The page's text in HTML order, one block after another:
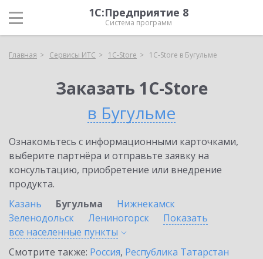
1С:Предприятие 8
Система программ
Главная Сервисы ИТС 1C-Store 1C-Store в Бугульме
Заказать 1C-Store
в Бугульме
Ознакомьтесь с информационными карточками,
выберите партнёра и отправьте заявку на
консультацию, приобретение или внедрение
продукта.
Казань
Бугульма
Нижнекамск
Зеленодольск
Лениногорск
Показать
все населенные пункты
Смотрите также: Россия, Республика Татарстан